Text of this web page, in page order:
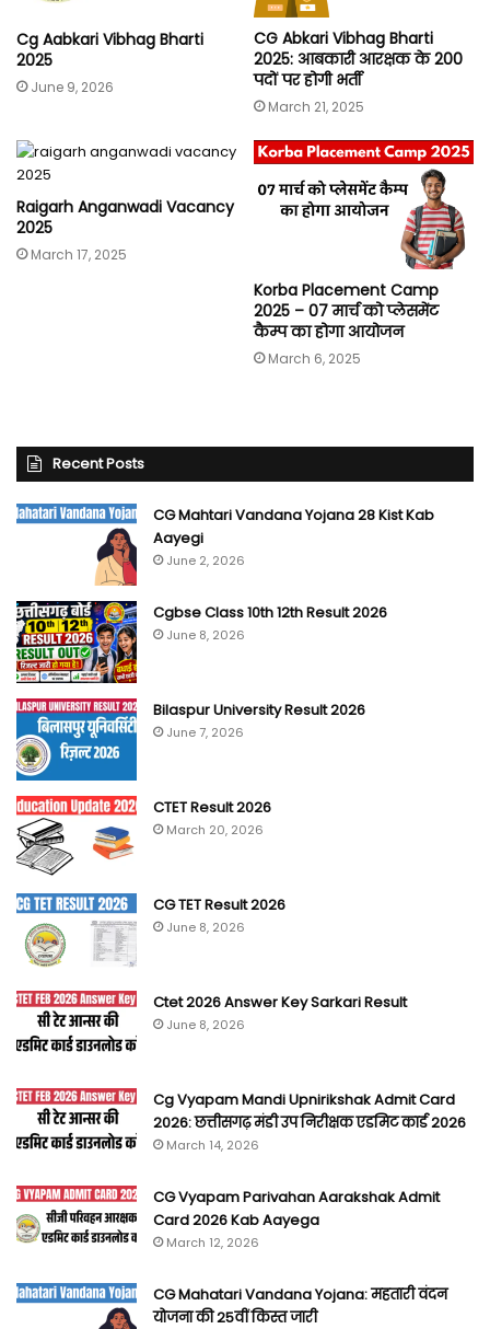
Cg Aabkari Vibhag Bharti
2025
June 9, 2026
CG Abkari Vibhag Bharti
2025: आबकारी आरक्षक के 200
पदों पर होगी भर्ती
March 21, 2025
Raigarh Anganwadi Vacancy
2025
March 17, 2025
Korba Placement Camp
2025 – 07 मार्च को प्लेसमेंट
कैम्प का होगा आयोजन
March 6, 2025
Recent Posts
CG Mahtari Vandana Yojana 28 Kist Kab
Aayegi
June 2, 2026
Cgbse Class 10th 12th Result 2026
June 8, 2026
Bilaspur University Result 2026
June 7, 2026
CTET Result 2026
March 20, 2026
CG TET Result 2026
June 8, 2026
Ctet 2026 Answer Key Sarkari Result
June 8, 2026
Cg Vyapam Mandi Upnirikshak Admit Card
2026: छत्तीसगढ़ मंडी उप निरीक्षक एडमिट कार्ड 2026
March 14, 2026
CG Vyapam Parivahan Aarakshak Admit
Card 2026 Kab Aayega
March 12, 2026
CG Mahatari Vandana Yojana: महतारी वंदन
योजना की 25वीं किस्त जारी